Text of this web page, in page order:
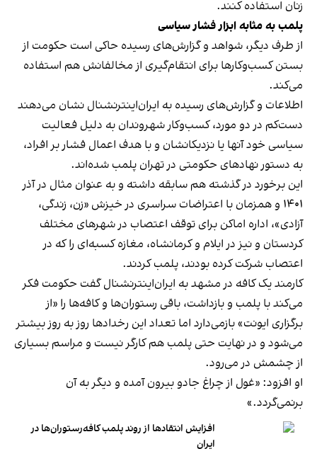
زنان استفاده کنند.
پلمب به مثابه ابزار فشار سیاسی
از طرف دیگر، شواهد و گزارش‌های رسیده حاکی است حکومت از
بستن کسب‌وکارها برای انتقام‌گیری از مخالفانش هم استفاده
می‌کند.
اطلاعات و گزارش‌های رسیده به ایران‌اینترنشنال نشان می‌دهند
دست‌کم در دو مورد، کسب‌وکار شهروندان به دلیل فعالیت
سیاسی خود آنها یا نزدیکانشان و با هدف اعمال فشار بر افراد،
به دستور نهادهای حکومتی در تهران پلمب شده‌اند.
این برخورد در گذشته هم سابقه داشته و به عنوان مثال در آذر
۱۴۰۱ و همزمان با اعتراضات سراسری در خیزش «زن، زندگی،
آزادی»، اداره اماکن برای توقف اعتصاب در شهرهای مختلف
کردستان و نیز در ایلام و کرمانشاه، مغازه کسبه‌ای را که در
اعتصاب شرکت کرده بودند، پلمب کردند.
کارمند یک کافه در مشهد به ایران‌اینترنشنال گفت حکومت فکر
می‌کند با پلمب و بازداشت، باقی رستوران‌ها و کافه‌ها را «از
برگزاری ایونت» بازمی‌دارد اما تعداد این رخدادها روز به روز بیشتر
می‌شود و در نهایت حتی پلمب هم کارگر نیست و مراسم بسیاری
از چشمش در می‌رود.
او افزود: «غول از چراغ جادو بیرون آمده و دیگر به آن
برنمی‎‌گردد.»
افزایش انتقادها از روند پلمب کافه‌رستوران‌ها در
ایران